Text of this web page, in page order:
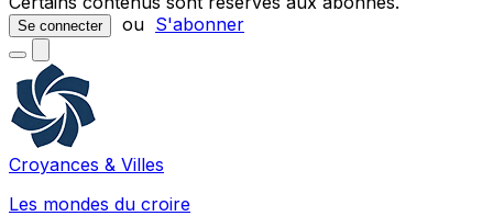
Se connecter ou S'abonner
Croyances & Villes
Les mondes du croire